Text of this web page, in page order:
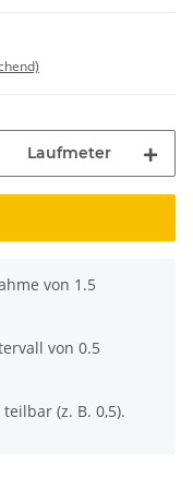
Laufmeter
von 1.5
von 0.5
(z. B. 0,5).